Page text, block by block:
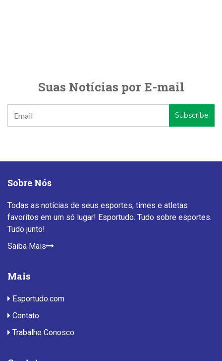
Suas Notícias por E-mail
Sobre Nós
Todas as notícias de seus esportes, times e atletas
favoritos em um só lugar! Esportudo. Tudo sobre esportes.
Tudo junto!
Saiba Mais
Mais
Esportudo.com
Contato
Trabalhe Conosco